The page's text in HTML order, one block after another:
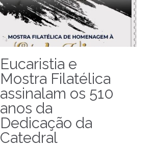
Eucaristia e
Mostra Filatélica
assinalam os 510
anos da
Dedicação da
Catedral